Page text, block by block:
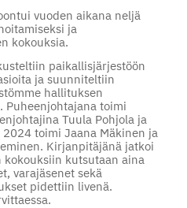
vuoden aikana neljä
ja
kokouksia.
paikallisjärjestöön
ja suunniteltiin
hallituksen
Puheenjohtajana toimi
Tuula Pohjola ja
toimi Jaana Mäkinen ja
Kirjanpitäjänä jatkoi
kutsutaan aina
varajäsenet sekä
pidettiin livenä.